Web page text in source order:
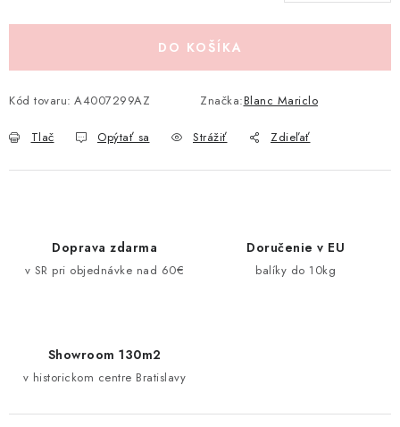
DO KOŠÍKA
Kód tovaru: A4007299AZ Značka:Blanc Mariclo
Tlač Opýtať sa Strážiť Zdieľať
Doprava zdarma
v SR pri objednávke nad 60€
Doručenie v EU
balíky do 10kg
Showroom 130m2
v historickom centre Bratislavy